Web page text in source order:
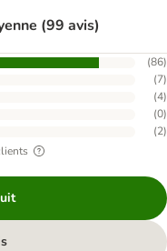
(99 avis)
(86)
(7)
(4)
(0)
(2)